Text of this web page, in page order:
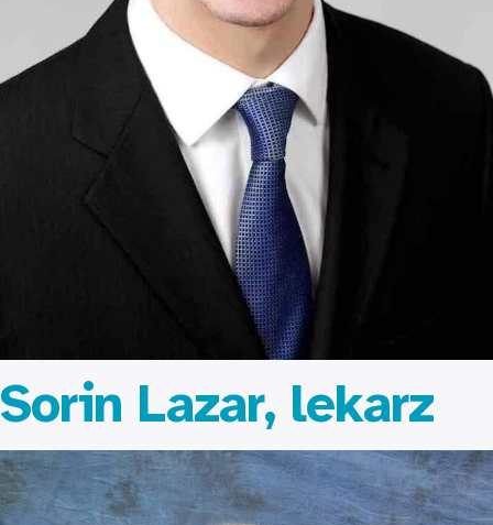
Sorin Lazar, lekarz